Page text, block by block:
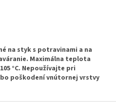
na styk s potravinami a na
Maximálna teplota
°C. Nepoužívajte pri
poškodení vnútornej vrstvy